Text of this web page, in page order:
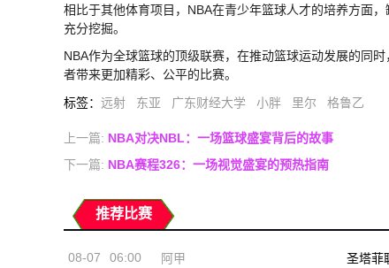
相比于其他体育项目，NBA在青少年篮球人才的培养方面
充分挖掘。
NBA作为全球篮球的顶级联赛，在推动篮球运动发展的同
者带来更加精彩、公平的比赛。
标签： 远射 东亚 广东财经大学 小胖 里尔 格鲁乙
上一篇: NBA对决NBL：一场篮球盛宴背后的故事
下一篇: NBA赛程326：一场视觉盛宴的预热指南
推荐比赛
08-07 06:00 阿甲 圣塔菲